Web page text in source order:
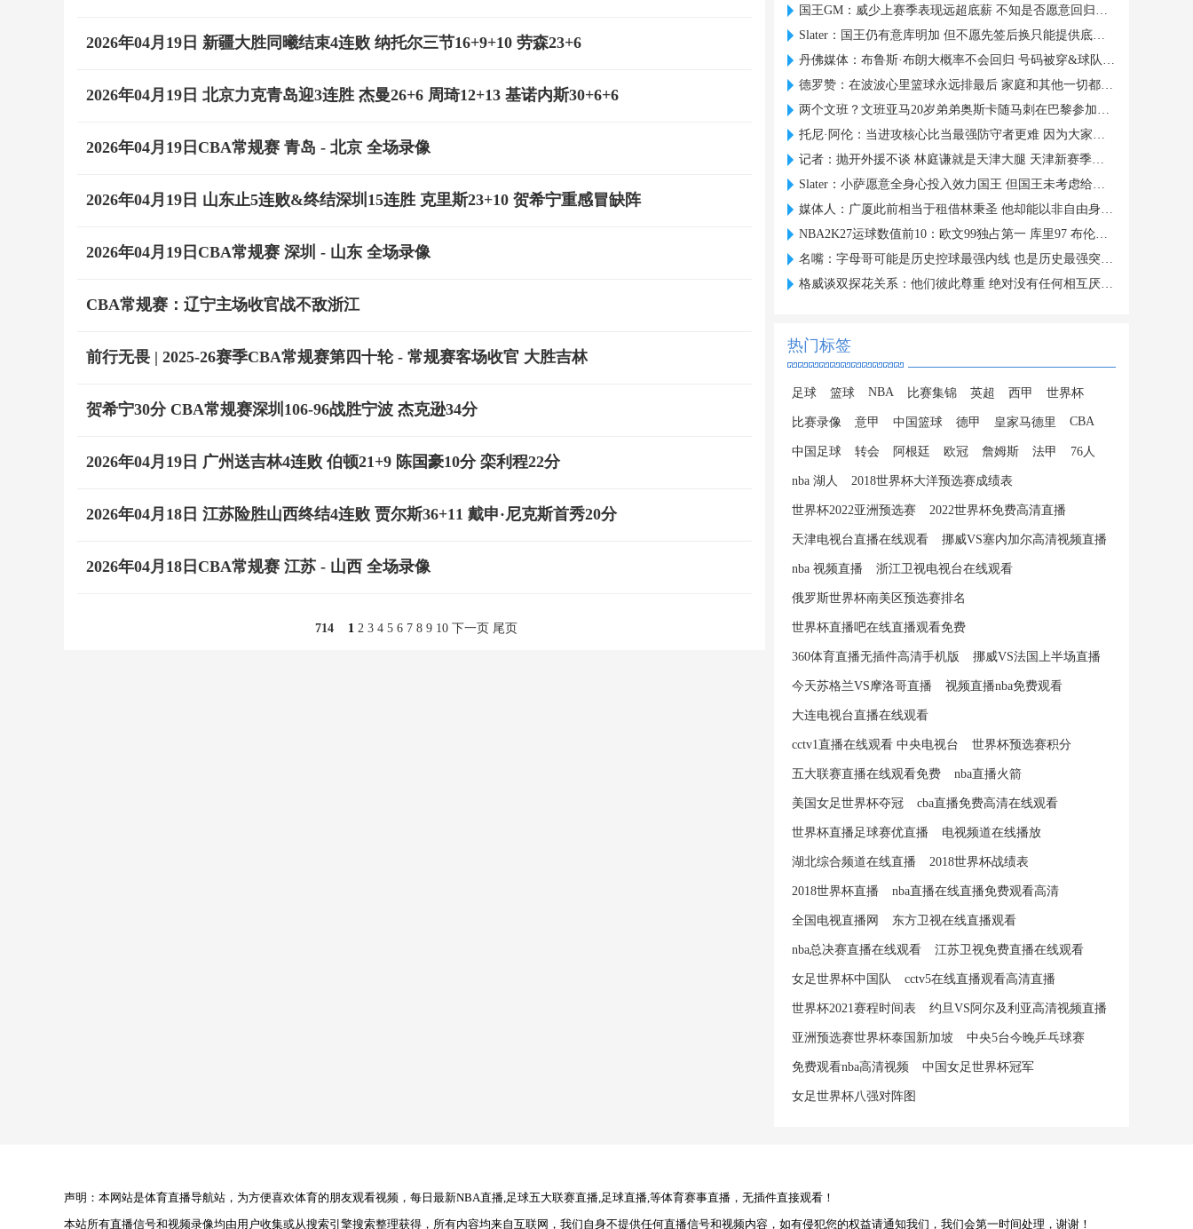
2026年04月19日 新疆大胜同曦结束4连败 纳托尔三节16+9+10 劳森23+6
2026年04月19日 北京力克青岛迎3连胜 杰曼26+6 周琦12+13 基诺内斯30+6+6
2026年04月19日CBA常规赛 青岛 - 北京 全场录像
2026年04月19日 山东止5连败&终结深圳15连胜 克里斯23+10 贺希宁重感冒缺阵
2026年04月19日CBA常规赛 深圳 - 山东 全场录像
CBA常规赛：辽宁主场收官战不敌浙江
前行无畏 | 2025-26赛季CBA常规赛第四十轮 - 常规赛客场收官 大胜吉林
贺希宁30分 CBA常规赛深圳106-96战胜宁波 杰克逊34分
2026年04月19日 广州送吉林4连败 伯顿21+9 陈国豪10分 栾利程22分
2026年04月18日 江苏险胜山西终结4连败 贾尔斯36+11 戴申·尼克斯首秀20分
2026年04月18日CBA常规赛 江苏 - 山西 全场录像
714 1 2 3 4 5 6 7 8 9 10 下一页 尾页
国王GM：威少上赛季表现远超底薪 不知是否愿意回归扮演更小角色
Slater：国王仍有意库明加 但不愿先签后换只能提供底薪 谈判停滞
丹佛媒体：布鲁斯·布朗大概率不会回归 号码被穿&球队总薪资过高
德罗赞：在波波心里篮球永远排最后 家庭和其他一切都在篮球之前
两个文班？文班亚马20岁弟弟奥斯卡随马刺在巴黎参加训练
托尼·阿伦：当进攻核心比当最强防守者更难 因为大家一直研究你
记者：抛开外援不谈 林庭谦就是天津大腿 天津新赛季有点难
Slater：小萨愿意全身心投入效力国王 但国王未考虑给他提供新约
媒体人：广厦此前相当于租借林秉圣 他却能以非自由身参加CBA选秀
NBA2K27运球数值前10：欧文99独占第一 库里97 布伦森&SGA96
名嘴：字母哥可能是历史控球最强内线 也是历史最强突破型大个子
格威谈双探花关系：他们彼此尊重 绝对没有任何相互厌恶的情绪
热门标签
足球 篮球 NBA 比赛集锦 英超 西甲 世界杯
比赛录像 意甲 中国篮球 德甲 皇家马德里 CBA
中国足球 转会 阿根廷 欧冠 詹姆斯 法甲 76人
nba 湖人 2018世界杯大洋预选赛成绩表
世界杯2022亚洲预选赛 2022世界杯免费高清直播
天津电视台直播在线观看 挪威VS塞内加尔高清视频直播
nba 视频直播 浙江卫视电视台在线观看
俄罗斯世界杯南美区预选赛排名
世界杯直播吧在线直播观看免费
360体育直播无插件高清手机版 挪威VS法国上半场直播
今天苏格兰VS摩洛哥直播 视频直播nba免费观看
大连电视台直播在线观看
cctv1直播在线观看 中央电视台 世界杯预选赛积分
五大联赛直播在线观看免费 nba直播火箭
美国女足世界杯夺冠 cba直播免费高清在线观看
世界杯直播足球赛优直播 电视频道在线播放
湖北综合频道在线直播 2018世界杯战绩表
2018世界杯直播 nba直播在线直播免费观看高清
全国电视直播网 东方卫视在线直播观看
nba总决赛直播在线观看 江苏卫视免费直播在线观看
女足世界杯中国队 cctv5在线直播观看高清直播
世界杯2021赛程时间表 约旦VS阿尔及利亚高清视频直播
亚洲预选赛世界杯泰国新加坡 中央5台今晚乒乓球赛
免费观看nba高清视频 中国女足世界杯冠军
女足世界杯八强对阵图
声明：本网站是体育直播导航站，为方便喜欢体育的朋友观看视频，每日最新NBA直播,足球五大联赛直播,足球直播,等体育赛事直播，无插件直接观看！
本站所有直播信号和视频录像均由用户收集或从搜索引擎搜索整理获得，所有内容均来自互联网，我们自身不提供任何直播信号和视频内容，如有侵犯您的权益请通知我们，我们会第一时间处理，谢谢！